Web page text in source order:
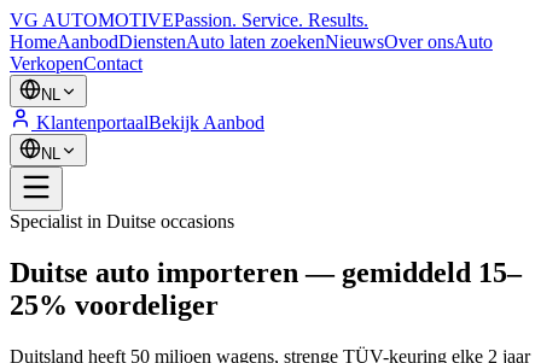
VG AUTOMOTIVEPassion. Service. Results.
HomeAanbodDienstenAuto laten zoekenNieuwsOver onsAuto
VerkopenContact
NL
KlantenportaalBekijk Aanbod
NL
Specialist in Duitse occasions
Duitse auto importeren — gemiddeld 15–
25% voordeliger
Duitsland heeft 50 miljoen wagens, strenge TÜV-keuring elke 2 jaar